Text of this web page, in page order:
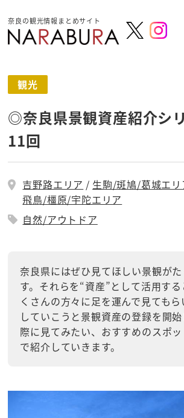
奈良の観光情報まとめサイト
観光
◎奈良県景観資産紹介シ
11回
吉野路エリア
生駒/斑鳩/葛城エリ
飛鳥/橿原/宇陀エリア
自然/アウトドア
奈良県にはぜひ見てほしい景観が
す。それらを“資産”として活用す
くさんの方々に足を運んで見ても
していこうと景観資産の登録を開
際に見てみたい、おすすめのスポ
で紹介していきます。